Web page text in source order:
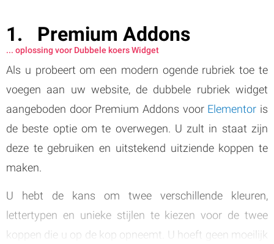
Premium Addons
... oplossing voor Dubbele koers Widget
Als u probeert om een modern ogende rubriek toe te
voegen aan uw website, de dubbele rubriek widget
aangeboden door Premium Addons voor Elementor is
de beste optie om te overwegen. U zult in staat zijn
deze te gebruiken en uitstekend uitziende koppen te
maken.
U hebt de kans om twee verschillende kleuren,
lettertypen en unieke stijlen te kiezen voor de twee
koppen die u op de kop opneemt. U hoeft geen moeilijk